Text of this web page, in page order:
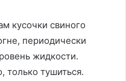
кусочки свиного
периодически
жидкости.
только тушиться.